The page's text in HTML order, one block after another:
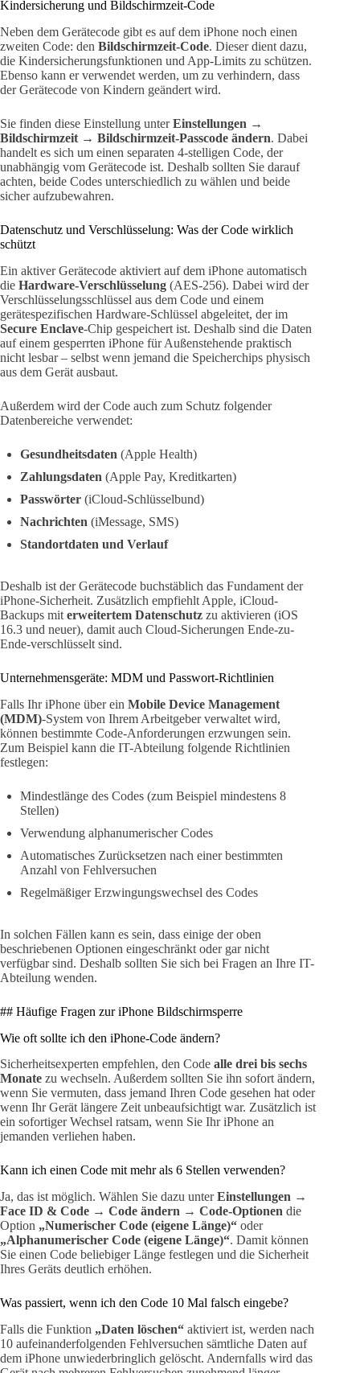
Kindersicherung und Bildschirmzeit-Code
Neben dem Gerätecode gibt es auf dem iPhone noch einen
zweiten Code: den Bildschirmzeit-Code. Dieser dient dazu,
die Kindersicherungsfunktionen und App-Limits zu schützen.
Ebenso kann er verwendet werden, um zu verhindern, dass
der Gerätecode von Kindern geändert wird.
Sie finden diese Einstellung unterEinstellungen →
Bildschirmzeit → Bildschirmzeit-Passcode ändern. Dabei
handelt es sich um einen separaten 4-stelligen Code, der
unabhängig vom Gerätecode ist. Deshalb sollten Sie darauf
achten, beide Codes unterschiedlich zu wählen und beide
sicher aufzubewahren.
Datenschutz und Verschlüsselung: Was der Code wirklich
schützt
Ein aktiver Gerätecode aktiviert auf dem iPhone automatisch
die Hardware-Verschlüsselung (AES-256). Dabei wird der
Verschlüsselungsschlüssel aus dem Code und einem
gerätespezifischen Hardware-Schlüssel abgeleitet, der im
Secure Enclave-Chip gespeichert ist. Deshalb sind die Daten
auf einem gesperrten iPhone für Außenstehende praktisch
nicht lesbar – selbst wenn jemand die Speicherchips physisch
aus dem Gerät ausbaut.
Außerdem wird der Code auch zum Schutz folgender
Datenbereiche verwendet:
Gesundheitsdaten (Apple Health)
Zahlungsdaten (Apple Pay, Kreditkarten)
Passwörter (iCloud-Schlüsselbund)
Nachrichten (iMessage, SMS)
Standortdaten und Verlauf
Deshalb ist der Gerätecode buchstäblich das Fundament der
iPhone-Sicherheit. Zusätzlich empfiehlt Apple, iCloud-
Backups mit erweitertem Datenschutz zu aktivieren (iOS
16.3 und neuer), damit auch Cloud-Sicherungen Ende-zu-
Ende-verschlüsselt sind.
Unternehmensgeräte: MDM und Passwort-Richtlinien
Falls Ihr iPhone über ein Mobile Device Management
(MDM)-System von Ihrem Arbeitgeber verwaltet wird,
können bestimmte Code-Anforderungen erzwungen sein.
Zum Beispiel kann die IT-Abteilung folgende Richtlinien
festlegen:
Mindestlänge des Codes (zum Beispiel mindestens 8
Stellen)
Verwendung alphanumerischer Codes
Automatisches Zurücksetzen nach einer bestimmten
Anzahl von Fehlversuchen
Regelmäßiger Erzwingungswechsel des Codes
In solchen Fällen kann es sein, dass einige der oben
beschriebenen Optionen eingeschränkt oder gar nicht
verfügbar sind. Deshalb sollten Sie sich bei Fragen an Ihre IT-
Abteilung wenden.
## Häufige Fragen zur iPhone Bildschirmsperre
Wie oft sollte ich den iPhone-Code ändern?
Sicherheitsexperten empfehlen, den Code alle drei bis sechs
Monate zu wechseln. Außerdem sollten Sie ihn sofort ändern,
wenn Sie vermuten, dass jemand Ihren Code gesehen hat oder
wenn Ihr Gerät längere Zeit unbeaufsichtigt war. Zusätzlich ist
ein sofortiger Wechsel ratsam, wenn Sie Ihr iPhone an
jemanden verliehen haben.
Kann ich einen Code mit mehr als 6 Stellen verwenden?
Ja, das ist möglich. Wählen Sie dazu unterEinstellungen →
Face ID & Code → Code ändern → Code-Optionen die
Option „Numerischer Code (eigene Länge)“ oder
„Alphanumerischer Code (eigene Länge)“. Damit können
Sie einen Code beliebiger Länge festlegen und die Sicherheit
Ihres Geräts deutlich erhöhen.
Was passiert, wenn ich den Code 10 Mal falsch eingebe?
Falls die Funktion „Daten löschen“ aktiviert ist, werden nach
10 aufeinanderfolgenden Fehlversuchen sämtliche Daten auf
dem iPhone unwiederbringlich gelöscht. Andernfalls wird das